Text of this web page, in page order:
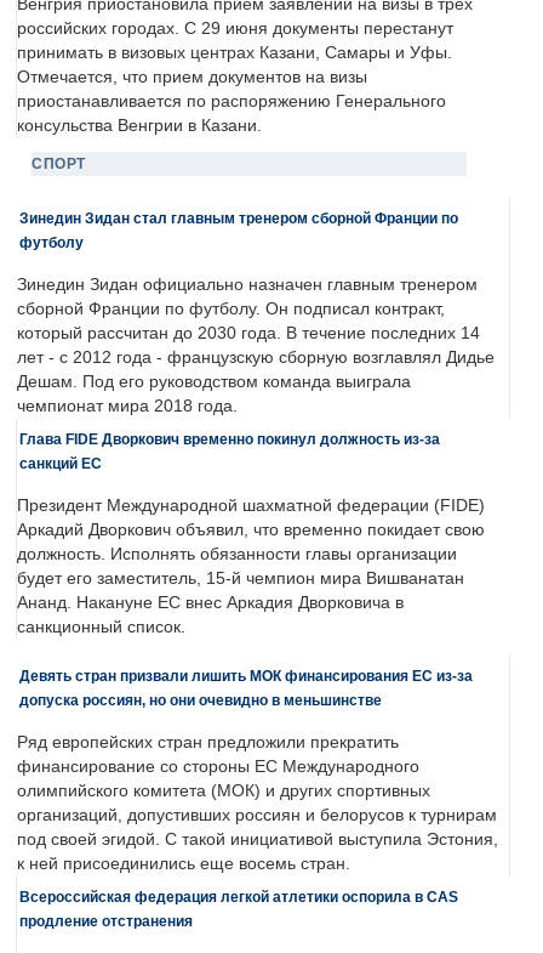
Венгрия приостановила прием заявлений на визы в трех
российских городах. С 29 июня документы перестанут
принимать в визовых центрах Казани, Самары и Уфы.
Отмечается, что прием документов на визы
приостанавливается по распоряжению Генерального
консульства Венгрии в Казани.
СПОРТ
Зинедин Зидан стал главным тренером сборной Франции по
футболу
Зинедин Зидан официально назначен главным тренером
сборной Франции по футболу. Он подписал контракт,
который рассчитан до 2030 года. В течение последних 14
лет - с 2012 года - французскую сборную возглавлял Дидье
Дешам. Под его руководством команда выиграла
чемпионат мира 2018 года.
Глава FIDE Дворкович временно покинул должность из-за
санкций ЕС
Президент Международной шахматной федерации (FIDE)
Аркадий Дворкович объявил, что временно покидает свою
должность. Исполнять обязанности главы организации
будет его заместитель, 15-й чемпион мира Вишванатан
Ананд. Накануне ЕС внес Аркадия Дворковича в
санкционный список.
Девять стран призвали лишить МОК финансирования ЕС из-за
допуска россиян, но они очевидно в меньшинстве
Ряд европейских стран предложили прекратить
финансирование со стороны ЕС Международного
олимпийского комитета (МОК) и других спортивных
организаций, допустивших россиян и белорусов к турнирам
под своей эгидой. С такой инициативой выступила Эстония,
к ней присоединились еще восемь стран.
Всероссийская федерация легкой атлетики оспорила в CAS
продление отстранения